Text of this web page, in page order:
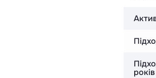
років